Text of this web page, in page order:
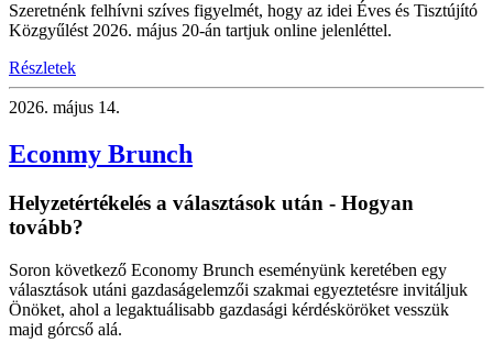
Szeretnénk felhívni szíves figyelmét, hogy az idei Éves és Tisztújító
Közgyűlést 2026. május 20-án tartjuk online jelenléttel.
Részletek
2026. május 14.
Econmy Brunch
Helyzetértékelés a választások után - Hogyan
tovább?
Soron következő Economy Brunch eseményünk keretében egy
választások utáni gazdaságelemzői szakmai egyeztetésre invitáljuk
Önöket, ahol a legaktuálisabb gazdasági kérdésköröket vesszük
majd górcső alá.